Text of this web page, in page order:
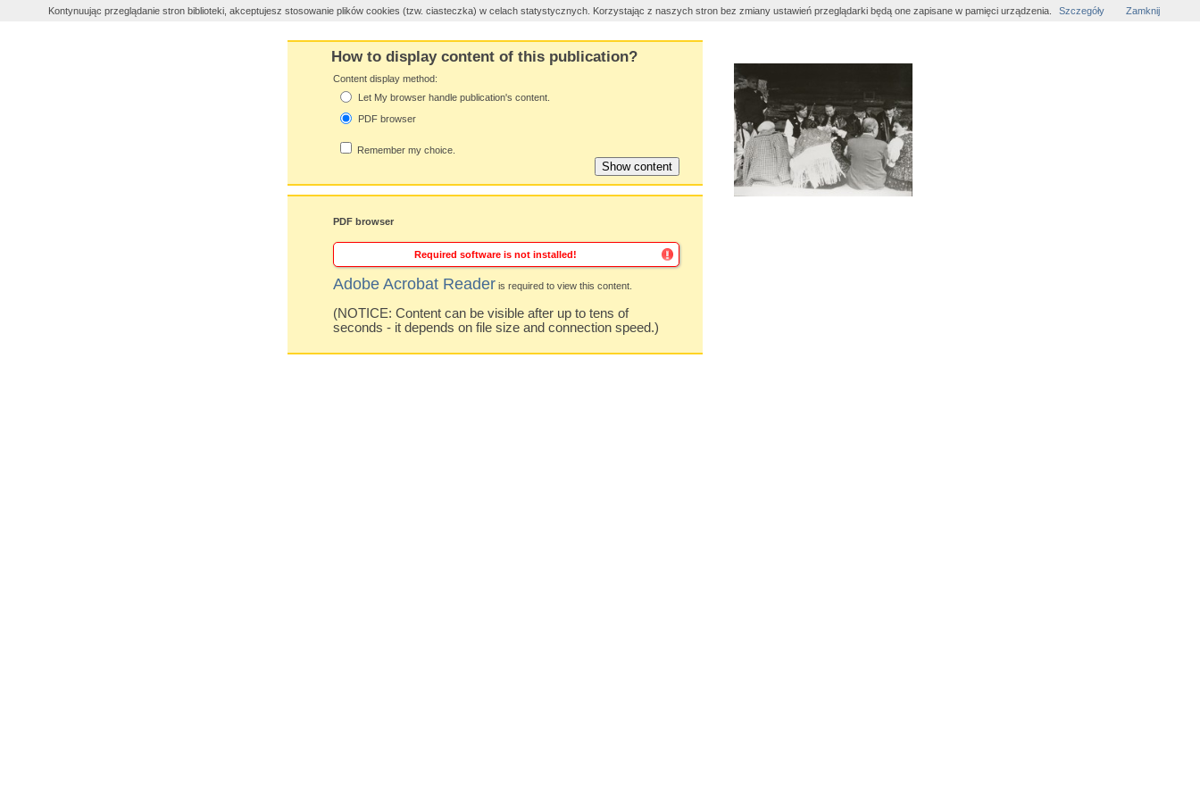
How to display content of this publication?
Content display method:
Let My browser handle publication's content.
PDF browser
Remember my choice.
PDF browser
Required software is not installed!
Adobe Acrobat Reader is required to view this content.
(NOTICE: Content can be visible after up to tens of
seconds - it depends on file size and connection speed.)
Kontynuując przeglądanie stron biblioteki, akceptujesz stosowanie plików cookies (tzw. ciasteczka) w celach statystycznych. Korzystając z naszych stron bez zmiany ustawień przeglądarki będą one zapisane w pamięci urządzenia. Szczegóły Zamknij